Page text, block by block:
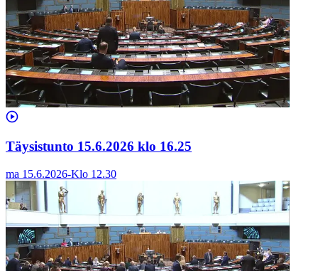
Täysistunto 15.6.2026 klo 16.25
ma 15.6.2026-Klo 12.30